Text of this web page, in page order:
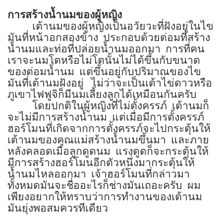
การสร้างน้ำนมของผู้หญิง
เต้านมของผู้หญิงเป็นอวัยวะที่ฝังอยู่ในไข
มันที่หน้าอกสองข้าง ประกอบด้วยต่อมที่สร้าง
น้ำนมและท่อที่ปล่อยน้ำนมออกมา การที่คน
เราจะนมโตหรือไม่โตนั้นไม่ได้ขึ้นกับขนาด
ของต่อมน้ำนม แต่ขึ้นอยู่กับปริมาณของไข
มันที่เต้านมฝังอยู่
ไม่ว่าจะเป็นเต้าไข่ดาวหรือ
ภูเขาไฟฟูจิก็มีนมเลี้ยงลูกได้เหมือนกันครับ
โดยปกติในผู้หญิงที่ไม่ตั้งครรภ์ เต้านมก็
จะไม่มีการสร้างน้ำนม แต่เมื่อมีการตั้งครรภ์
ฮอร์โมนที่เกิดจากการตั้งครรภ์จะไปกระตุ้นให้
เต้านมของคุณแม่สร้างน้ำนมขึ้นมา และภาย
หลังคลอดเมื่อลูกดูดนม แรงดูดก็จะกระตุ้นให้
มีการสร้างฮอร์โมนอีกตัวหนึ่งมากระตุ้นให้
น้ำนมไหลออกมา เจ้าฮอร์โมนที่กล่าวมา
ทั้งหมดมันจะชื่ออะไรก็ช่างมันเถอะครับ ผม
เพียงอยากให้ทราบว่าการทำงานของเต้านม
มันยุ่งพอสมควรทีเดียว